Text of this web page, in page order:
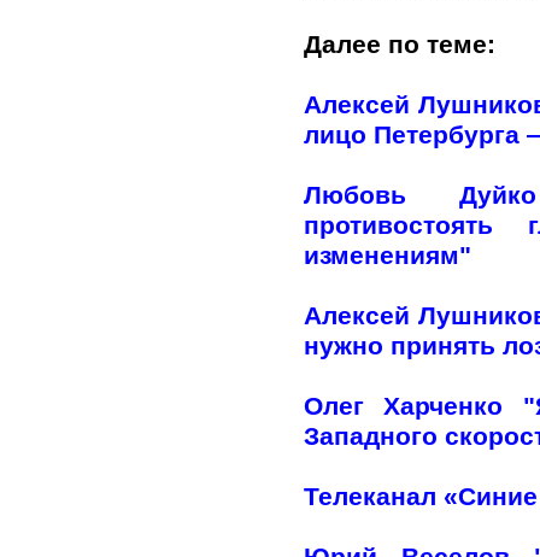
Далее по теме:
Алексей
лицо Петербурга
Любовь
противостоять
изменениям"
Алексей
нужно принять
Олег Харченко
Западного
Телеканал